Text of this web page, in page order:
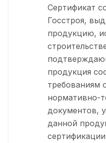
Сертификат
Госстроя,
продукцию,
продукция
требованиям
нормативно-
документов,
данной